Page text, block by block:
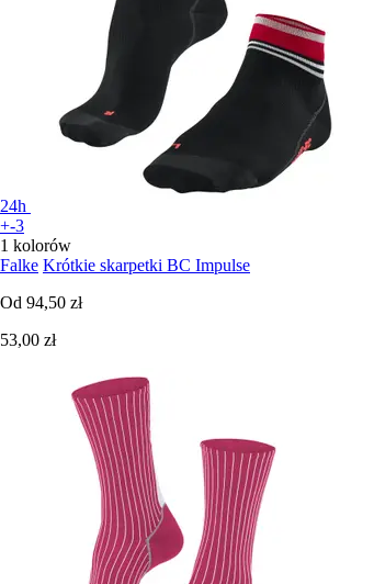
24h
+-3
1 kolorów
Falke Krótkie skarpetki BC Impulse
Od 94,50 zł
53,00 zł